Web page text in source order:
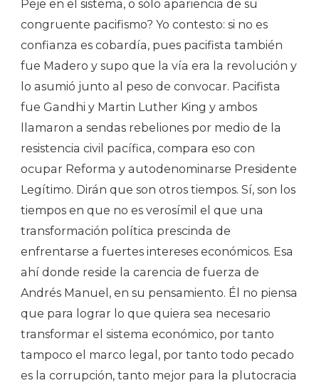
Peje en el sistema, o sólo apariencia de su
congruente pacifismo? Yo contesto: si no es
confianza es cobardía, pues pacifista también
fue Madero y supo que la vía era la revolución y
lo asumió junto al peso de convocar. Pacifista
fue Gandhi y Martin Luther King y ambos
llamaron a sendas rebeliones por medio de la
resistencia civil pacífica, compara eso con
ocupar Reforma y autodenominarse Presidente
Legítimo. Dirán que son otros tiempos. Sí, son los
tiempos en que no es verosímil el que una
transformación política prescinda de
enfrentarse a fuertes intereses económicos. Esa
ahí donde reside la carencia de fuerza de
Andrés Manuel, en su pensamiento. Él no piensa
que para lograr lo que quiera sea necesario
transformar el sistema económico, por tanto
tampoco el marco legal, por tanto todo pecado
es la corrupción, tanto mejor para la plutocracia